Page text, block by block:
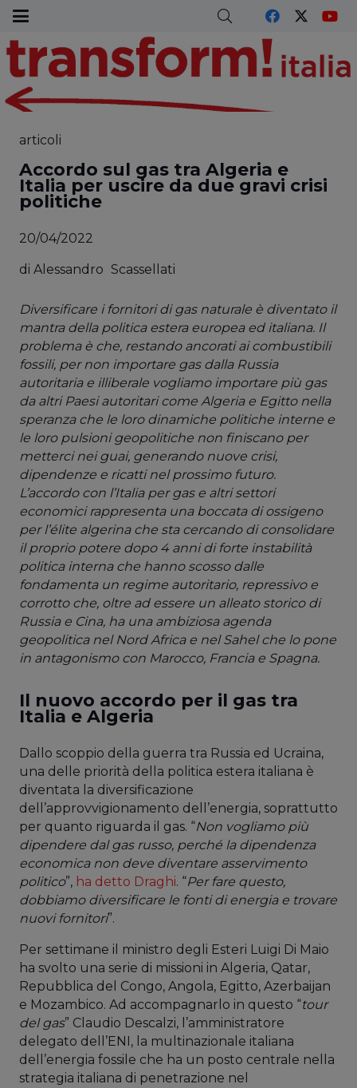
articoli
Accordo sul gas tra Algeria e
Italia per uscire da due gravi crisi
politiche
20/04/2022
di Alessandro Scassellati
Diversificare i fornitori di gas naturale è diventato il
mantra della politica estera europea ed italiana. Il
problema è che, restando ancorati ai combustibili
fossili, per non importare gas dalla Russia
autoritaria e illiberale vogliamo importare più gas
da altri Paesi autoritari come Algeria e Egitto nella
speranza che le loro dinamiche politiche interne e
le loro pulsioni geopolitiche non finiscano per
metterci nei guai, generando nuove crisi,
dipendenze e ricatti nel prossimo futuro.
L’accordo con l’Italia per gas e altri settori
economici rappresenta una boccata di ossigeno
per l’élite algerina che sta cercando di consolidare
il proprio potere dopo 4 anni di forte instabilità
politica interna che hanno scosso dalle
fondamenta un regime autoritario, repressivo e
corrotto che, oltre ad essere un alleato storico di
Russia e Cina, ha una ambiziosa agenda
geopolitica nel Nord Africa e nel Sahel che lo pone
in antagonismo con Marocco, Francia e Spagna.
Il nuovo accordo per il gas tra
Italia e Algeria
Dallo scoppio della guerra tra Russia ed Ucraina,
una delle priorità della politica estera italiana è
diventata la diversificazione
dell’approvvigionamento dell’energia, soprattutto
per quanto riguarda il gas. “Non vogliamo più
dipendere dal gas russo, perché la dipendenza
economica non deve diventare asservimento
politico”, ha detto Draghi. “Per fare questo,
dobbiamo diversificare le fonti di energia e trovare
nuovi fornitori”.
Per settimane il ministro degli Esteri Luigi Di Maio
ha svolto una serie di missioni in Algeria, Qatar,
Repubblica del Congo, Angola, Egitto, Azerbaijan
e Mozambico. Ad accompagnarlo in questo “tour
del gas” Claudio Descalzi, l’amministratore
delegato dell’ENI, la multinazionale italiana
dell’energia fossile che ha un posto centrale nella
strategia italiana di penetrazione nel